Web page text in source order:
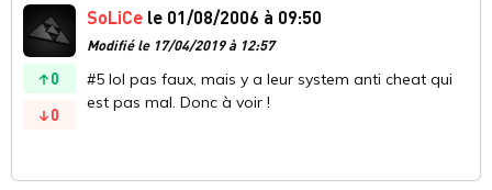
0
0
SoLiCe le 01/08/2006 à 09:50
Modifié le 17/04/2019 à 12:57
#5 lol pas faux, mais y a leur system anti cheat qui
est pas mal. Donc à voir !